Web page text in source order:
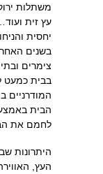
משתלות
עץ זית
יחסית
בשנים
צימרים
בבית כמעט
המודרניים
הבית
לחמם את
היתרונות
העץ,